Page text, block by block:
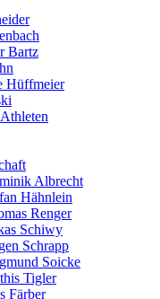
Bartz
Hüffmeier
Albrecht
Hähnlein
Renger
Schiwy
Schrapp
Soicke
Tigler
Färber